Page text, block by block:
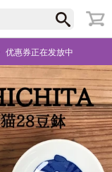
优惠券正在发放中